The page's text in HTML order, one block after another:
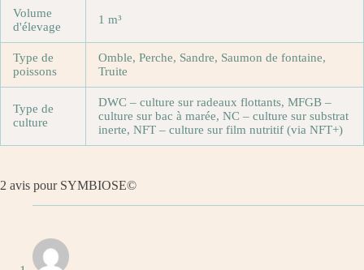
Volume
d'élevage
1 m³
Type de
poissons
Omble, Perche, Sandre, Saumon de fontaine,
Truite
Type de
culture
DWC – culture sur radeaux flottants, MFGB –
culture sur bac à marée, NC – culture sur substrat
inerte, NFT – culture sur film nutritif (via NFT+)
2 avis pour SYMBIOSE©